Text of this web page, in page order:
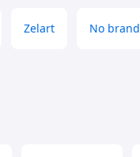
Zelart No brand